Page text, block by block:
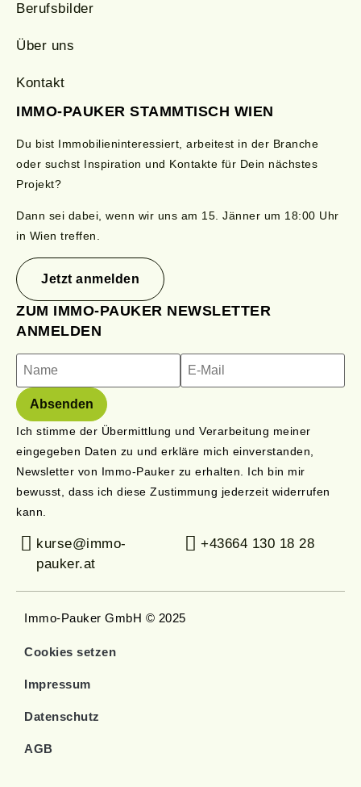
Berufsbilder
Über uns
Kontakt
IMMO-PAUKER STAMMTISCH WIEN
Du bist Immobilieninteressiert, arbeitest in der Branche
oder suchst Inspiration und Kontakte für Dein nächstes
Projekt?
Dann sei dabei, wenn wir uns am 15. Jänner um 18:00 Uhr
in Wien treffen.
Jetzt anmelden
ZUM IMMO-PAUKER NEWSLETTER
ANMELDEN
Ich stimme der Übermittlung und Verarbeitung meiner
eingegeben Daten zu und erkläre mich einverstanden,
Newsletter von Immo-Pauker zu erhalten. Ich bin mir
bewusst, dass ich diese Zustimmung jederzeit widerrufen
kann.
kurse@immo-
pauker.at
+43664 130 18 28
Immo-Pauker GmbH © 2025
Cookies setzen
Impressum
Datenschutz
AGB